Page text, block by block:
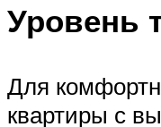
Уровень
Для
квартиры с